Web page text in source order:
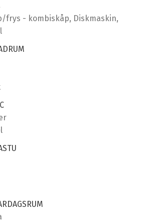
frys - kombiskåp, Diskmaskin,